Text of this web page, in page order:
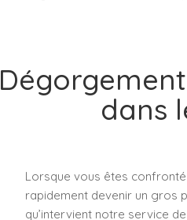
dans
Lorsque vous êtes
rapidement devenir un gros
qu’intervient notre service